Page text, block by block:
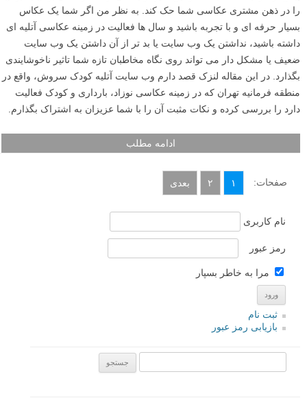
را در ذهن مشتری عکاسی شما حک کند. به نظر من اگر شما یک عکاس
بسیار حرفه ای و با تجربه باشید و سال ها فعالیت در زمینه عکاسی آتلیه ای
داشته باشید، نداشتن یک وب سایت یا بد تر از آن داشتن یک وب سایت
ضعیف یا مشکل دار می تواند روی نگاه مخاطبان تازه شما تاثیر ناخوشایندی
بگذارد. در این مقاله لنزک قصد دارم وب سایت آتلیه کودک سروش، واقع در
منطقه فرمانیه تهران که در زمینه عکاسی نوزاد، بارداری و کودک فعالیت
دارد را بررسی کرده و نکات مثبت آن را با شما عزیزان به اشتراک بگذارم.
ادامه مطلب
صفحات: ۱ ۲ بعدی
نام کاربری
رمز عبور
مرا به خاطر بسپار
ثبت نام
بازیابی رمز عبور